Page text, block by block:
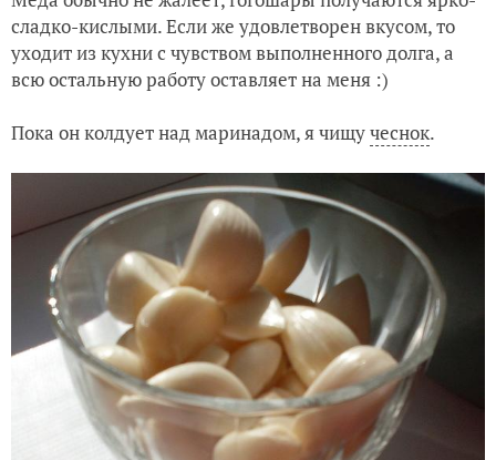
сладко-кислыми. Если же удовлетворен вкусом, то
уходит из кухни с чувством выполненного долга, а
всю остальную работу оставляет на меня :)
Пока он колдует над маринадом, я чищучеснок.